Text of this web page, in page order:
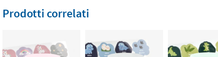
Prodotti correlati